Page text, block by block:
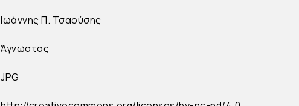
Ιωάννης Π. Τσαούσης
Άγνωστος
JPG